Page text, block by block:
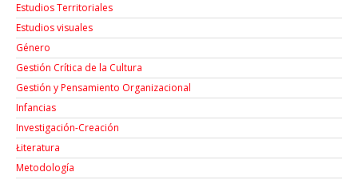
Estudios Territoriales
Estudios visuales
Género
Gestión Crítica de la Cultura
Gestión y Pensamiento Organizacional
Infancias
Investigación-Creación
Łiteratura
Metodología